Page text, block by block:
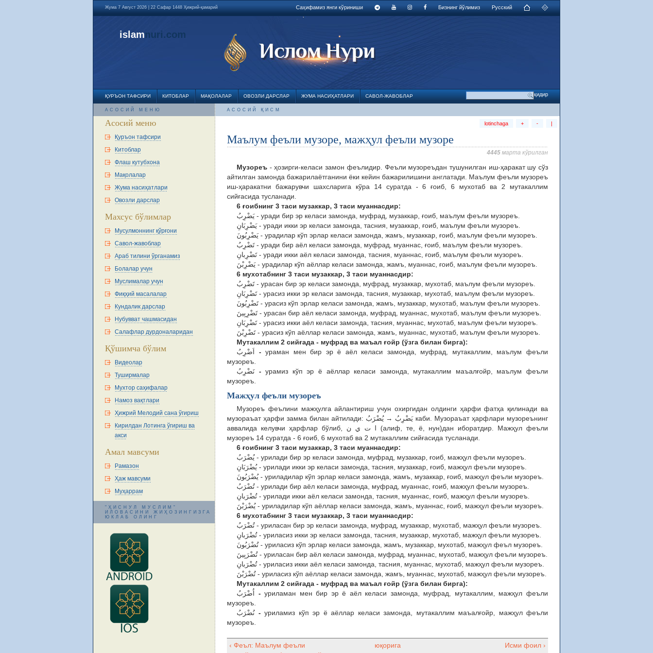
Жума 7 Август 2026 | 22 Сафар 1448 Ҳижрий-қамарий Русский
Бизнинг йўлимиз
Саҳифамиз янги кўриниши
islamnuri.com
ҚУРЪОН ТАФСИРИ КИТОБЛАР МАҚОЛАЛАР ОВОЗЛИ ДАРСЛАР ЖУМА НАСИҲАТЛАРИ САВОЛ-ЖАВОБЛАР
АСОСИЙ МЕНЮ
Асосий меню
Қуръон тафсири
Китоблар
Флаш кутубхона
Мақолалар
Жума насиҳатлари
Овозли дарслар
Махсус бўлимлар
Мусулмоннинг қўрғони
Савол-жавоблар
Араб тилини ўрганамиз
Болалар учун
Муслималар учун
Фиқҳий масалалар
Кундалик дарслар
Нубувват чашмасидан
Салафлар дурдоналаридан
Қўшимча бўлим
Видеолар
Туширмалар
Мухтор саҳифалар
Намоз вақтлари
Ҳижрий Мелодий сана ўгириш
Кирилдан Лотинга ўгириш ва
акси
Амал мавсуми
Рамазон
Ҳаж мавсуми
Муҳаррам
"ҲИСНУЛ МУСЛИМ"
ИЛОВАСИНИ ЖИҲОЗИНГИЗГА
ЮКЛАБ ОЛИНГ
АСОСИЙ ҚИСМ
lotinchaga + - |
Маълум феъли музоре, мажҳул феъли музоре
4445 марта кўрилган
Музореъ - ҳозирги-келаси замон феълидир. Феъли музореъдан тушунилган иш-ҳаракат шу сўз
айтилган замонда бажарилаётганини ёки кейин бажарилишини англатади. Маълум феъли музореъ
иш-ҳаракатни бажарувчи шахсларига кўра 14 суратда - 6 ғоиб, 6 мухотаб ва 2 мутакаллим
сийғасида тусланади.
6 ғоибнинг 3 таси музаккар, 3 таси муаннасдир:
يَضْرِبُ - уради бир эр келаси замонда, муфрад, музаккар, ғоиб, маълум феъли музореъ.
يَضْرِبَانِ - уради икки эр келаси замонда, тасния, музаккар, ғоиб, маълум феъли музореъ.
يَضْرِبُونَ - урадилар кўп эрлар келаси замонда, жамъ, музаккар, ғоиб, маълум феъли музореъ.
تَضْرِبُ - уради бир аёл келаси замонда, муфрад, муаннас, ғоиб, маълум феъли музореъ.
تَضْرِبانِ - уради икки аёл келаси замонда, тасния, муаннас, ғоиб, маълум феъли музореъ.
يَضْرِبْنَ - урадилар кўп аёллар келаси замонда, жамъ, муаннас, ғоиб, маълум феъли музореъ.
6 мухотабнинг 3 таси музаккар, 3 таси муаннасдир:
تَضْرِبُ - урасан бир эр келаси замонда, муфрад, музаккар, мухотаб, маълум феъли музореъ.
تَضْرِبَانِ - урасиз икки эр келаси замонда, тасния, музаккар, мухотаб, маълум феъли музореъ.
تَضْرِبُونَ - урасиз кўп эрлар келаси замонда, жамъ, музаккар, мухотаб, маълум феъли музореъ.
تَضْرِبِينَ - урасан бир аёл келаси замонда, муфрад, муаннас, мухотаб, маълум феъли музореъ.
تَضْرِبَانِ - урасиз икки аёл келаси замонда, тасния, муаннас, мухотаб, маълум феъли музореъ.
تَضْرِبْنَ - урасиз кўп аёллар келаси замонда, жамъ, муаннас, мухотаб, маълум феъли музореъ.
Мутакаллим 2 сийғада - муфрад ва маъал ғойр (ўзга билан бирга):
-ураман мен бир эр ё аёл келаси замонда, муфрад, мутакаллим, маълум феъли
музореъ.
نَضْرِبُ - урамиз кўп эр ё аёллар келаси замонда, мутакаллим маъалғойр, маълум феъли
музореъ.
Мажҳул феъли музореъ
Музореъ феълини мажҳулга айлантириш учун охиргидан олдинги ҳарфи фатҳа қилинади ва
музораъат ҳарфи замма билан айтилади: يَضْرِبُ → يُضْرَبُ каби. Музораъат ҳарфлари музореънинг
(алиф, те, ё, нун)дан иборатдир. Мажҳул феъли
музореъ 14 суратда - 6 ғоиб, 6 мухотаб ва 2 мутакаллим сийғасида тусланади.
6 ғоибнинг 3 таси музаккар, 3 таси муаннасдир:
يُضْرَبُ - урилади бир эр келаси замонда, муфрад, музаккар, ғоиб, мажҳул феъли музореъ.
يُضْرَبَانِ - урилади икки эр келаси замонда, тасния, музаккар, ғоиб, мажҳул феъли музореъ.
يُضْرَبُونَ - уриладилар кўп эрлар келаси замонда, жамъ, музаккар, ғоиб, мажҳул феъли музореъ.
تُضْرَبُ - урилади бир аёл келаси замонда, муфрад, муаннас, ғоиб, мажҳул феъли музореъ.
تُضْرَبانِ - урилади икки аёл келаси замонда, тасния, муаннас, ғоиб, мажҳул феъли музореъ.
يُضْرَبْنَ - уриладилар кўп аёллар келаси замонда, жамъ, муаннас, ғоиб, мажҳул феъли музореъ.
6 мухотабнинг 3 таси музаккар, 3 таси муаннасдир:
تُضْرَبُ - уриласан бир эр келаси замонда, муфрад, музаккар, мухотаб, мажҳул феъли музореъ.
تُضْرَبانِ - уриласиз икки эр келаси замонда, тасния, музаккар, мухотаб, мажҳул феъли музореъ.
تُضْرَبُونَ - уриласиз кўп эрлар келаси замонда, жамъ, музаккар, мухотаб, мажҳул феъл музореъ.
تُضْرَبِينَ - уриласан бир аёл келаси замонда, муфрад, муаннас, мухотаб, мажҳул феъли музореъ.
تُضْرَبانِ - уриласиз икки аёл келаси замонда, тасния, муаннас, мухотаб, мажҳул феъли музореъ.
تُضْرَبْنَ - уриласиз кўп аёллар келаси замонда, жамъ, муаннас, мухотаб, мажҳул феъли музореъ.
Мутакаллим 2 сийғада - муфрад ва маъал ғойр (ўзга билан бирга):
-уриламан мен бир эр ё аёл келаси замонда, муфрад, мутакаллим, мажҳул феъли
музореъ.
نُضْرَبُ - уриламиз кўп эр ё аёллар келаси замонда, мутакаллим маъалғойр, мажҳул феъли
музореъ.
‹ Феъл: Маълум феъли
юқорига Исми фоил ›